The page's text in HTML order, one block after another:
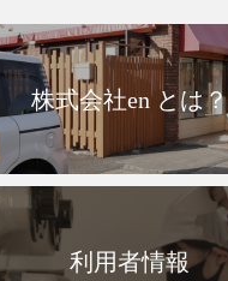
株式会社en とは？
利用者情報